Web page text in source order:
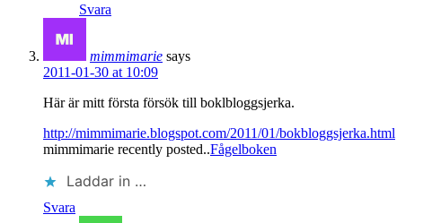
Svara
mimmimarie says
2011-01-30 at 10:09
Här är mitt första försök till boklbloggsjerka.
http://mimmimarie.blogspot.com/2011/01/bokbloggsjerka.html
mimmimarie recently posted..Fågelboken
Laddar in …
Svara